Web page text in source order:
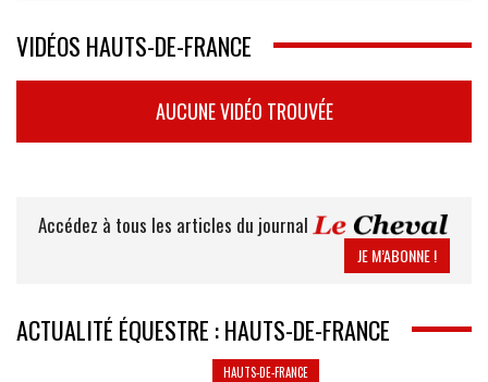
VIDÉOS HAUTS-DE-FRANCE
AUCUNE VIDÉO TROUVÉE
Accédez à tous les articles du journal
JE M’ABONNE !
ACTUALITÉ ÉQUESTRE : HAUTS-DE-FRANCE
HAUTS-DE-FRANCE